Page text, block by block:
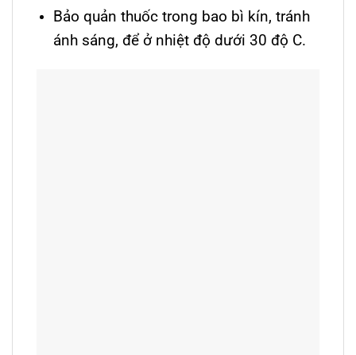
Bảo quản thuốc trong bao bì kín, tránh
ánh sáng, để ở nhiệt độ dưới 30 độ C.